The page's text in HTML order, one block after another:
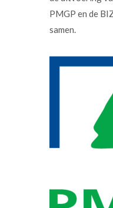
PMGP en de
samen.